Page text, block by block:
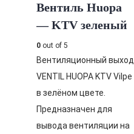
Вентиль Huopa
— KTV зеленый
0 out of 5
Вентиляционный выход
VENTIL HUOPA KTV Vilpe
в зелёном цвете.
Предназначен для
вывода вентиляции на